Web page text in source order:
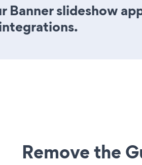
Banner slideshow
Remove the